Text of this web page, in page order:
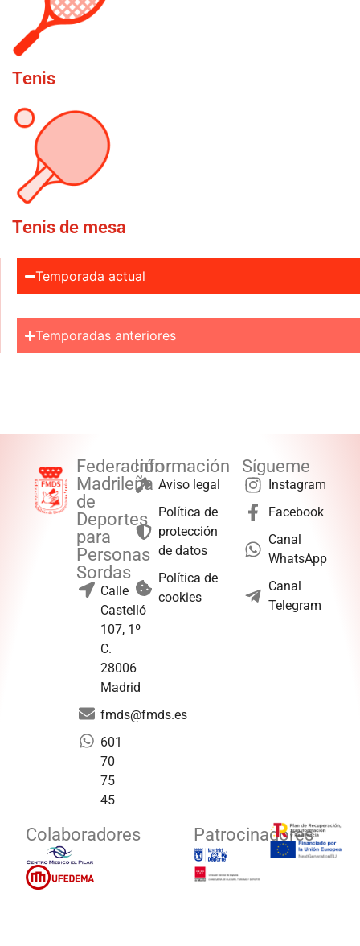
Tenis
Tenis de mesa
Temporada actual
Temporadas anteriores
Federación
Madrileña
de
Deportes
para
Personas
Sordas
Calle
Castelló
107, 1º
C.
28006
Madrid
fmds@fmds.es
601
70
75
45
Información
Aviso legal
Política de
protección
de datos
Política de
cookies
Sígueme
Instagram
Facebook
Canal
WhatsApp
Canal
Telegram
Colaboradores Patrocinadores